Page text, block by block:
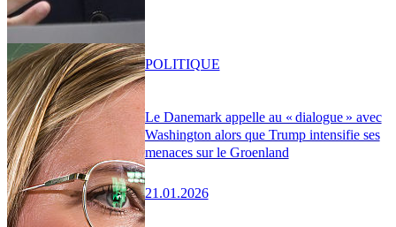
Le Danemark appelle au « dialogue » avec
Washington alors que Trump intensifie ses
menaces sur le Groenland
21.01.2026
POLITIQUE